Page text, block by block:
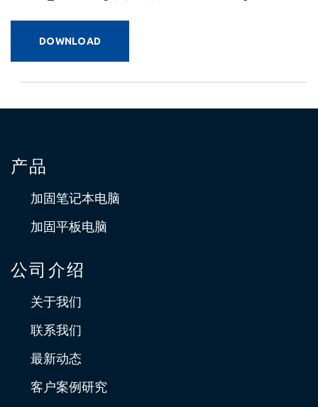
DOWNLOAD
产品
加固笔记本电脑
加固平板电脑
公司介绍
关于我们
联系我们
最新动态
客户案例研究